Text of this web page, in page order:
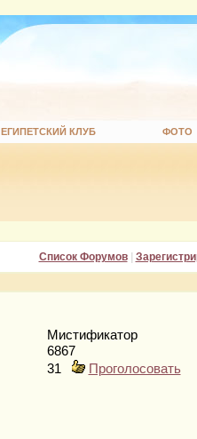
ЕГИПЕТСКИЙ КЛУБ ФОТО
Список Форумов|
Мистификатор
6867
31
Проголосовать